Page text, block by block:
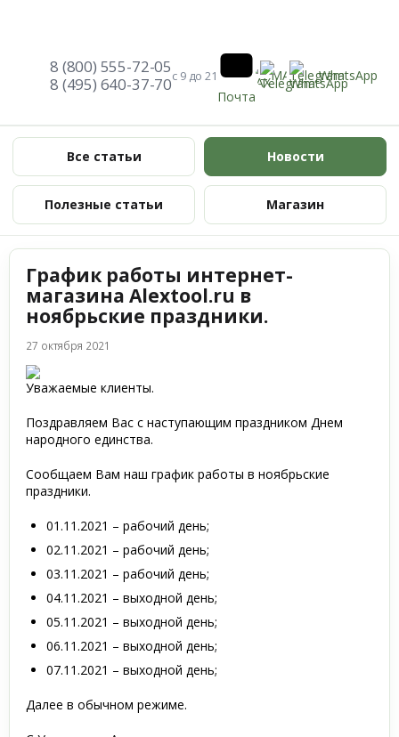
8 (800) 555-72-05
8 (495) 640-37-70с 9 до 21
Почта
MAXTelegramWhatsApp
Все статьи Новости
Полезные статьи Магазин
График работы интернет-
магазина Alextool.ru в
ноябрьские праздники.
27 октября 2021
Уважаемые клиенты.
Поздравляем Вас с наступающим праздником Днем
народного единства.
Сообщаем Вам наш график работы в ноябрьские
праздники.
01.11.2021 – рабочий день;
02.11.2021 – рабочий день;
03.11.2021 – рабочий день;
04.11.2021 – выходной день;
05.11.2021 – выходной день;
06.11.2021 – выходной день;
07.11.2021 – выходной день;
Далее в обычном режиме.